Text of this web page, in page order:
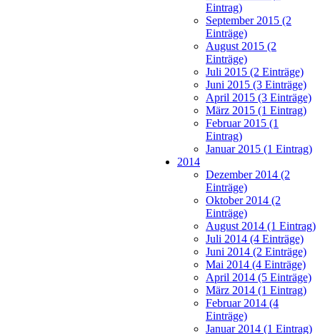
Eintrag)
September 2015 (2
Einträge)
August 2015 (2
Einträge)
Juli 2015 (2 Einträge)
Juni 2015 (3 Einträge)
April 2015 (3 Einträge)
März 2015 (1 Eintrag)
Februar 2015 (1
Eintrag)
Januar 2015 (1 Eintrag)
2014
Dezember 2014 (2
Einträge)
Oktober 2014 (2
Einträge)
August 2014 (1 Eintrag)
Juli 2014 (4 Einträge)
Juni 2014 (2 Einträge)
Mai 2014 (4 Einträge)
April 2014 (5 Einträge)
März 2014 (1 Eintrag)
Februar 2014 (4
Einträge)
Januar 2014 (1 Eintrag)